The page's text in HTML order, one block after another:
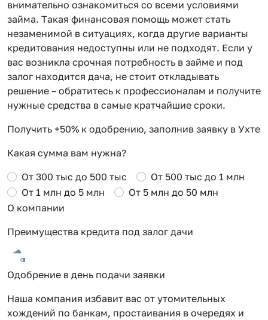
внимательно ознакомиться со всеми условиями
займа. Такая финансовая помощь может стать
незаменимой в ситуациях, когда другие варианты
кредитования недоступны или не подходят. Если у
вас возникла срочная потребность в займе и под
залог находится дача, не стоит откладывать
решение – обратитесь к профессионалам и получите
нужные средства в самые кратчайшие сроки.
Получить +50% к одобрению, заполнив заявку в Ухте
Какая сумма вам нужна?
От 300 тыс до 500 тыс
От 500 тыс до 1 млн
От 1 млн до 5 млн
От 5 млн до 50 млн
О компании
Преимущества кредита под залог дачи
Одобрение в день подачи заявки
Наша компания избавит вас от утомительных
хождений по банкам, простаивания в очередях и